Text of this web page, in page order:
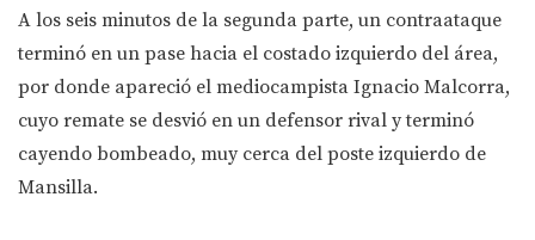
A los seis minutos de la segunda parte, un contraataque
terminó en un pase hacia el costado izquierdo del área,
por donde apareció el mediocampista Ignacio Malcorra,
cuyo remate se desvió en un defensor rival y terminó
cayendo bombeado, muy cerca del poste izquierdo de
Mansilla.